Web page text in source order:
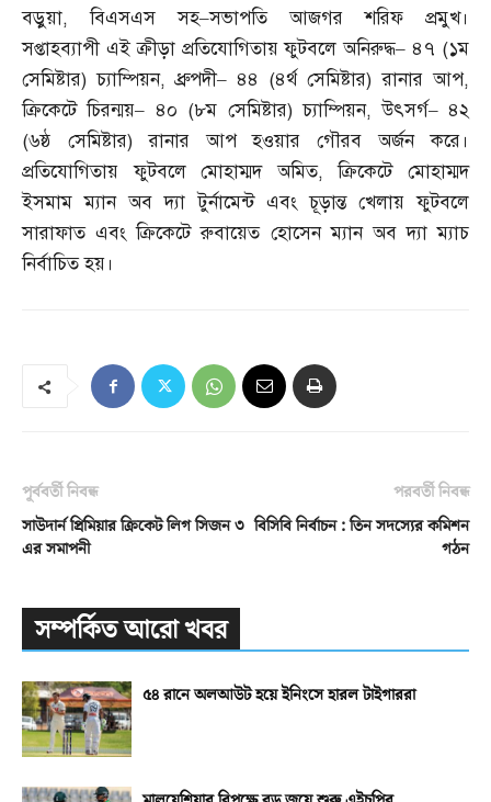
বড়ুয়া,বিএসএস সহ–সভাপতি আজগর শরিফ প্রমুখ।
সপ্তাহব্যাপী এই ক্রীড়া প্রতিযোগিতায় ফুটবলে অনিরুদ্ধ–৪৭ (১ম
সেমিষ্টার)চ্যাম্পিয়ন,ধ্রুপদী– ৪৪ (৪র্থ সেমিষ্টার)রানার আপ,
ক্রিকেটে চিরন্ময়– ৪০ (৮ম সেমিষ্টার)চ্যাম্পিয়ন,উৎসর্গ–৪২
(৬ষ্ঠ সেমিষ্টার)রানার আপ হওয়ার গৌরব অর্জন করে।
প্রতিযোগিতায় ফুটবলে মোহাম্মদ অমিত,ক্রিকেটে মোহাম্মদ
ইসমাম ম্যান অব দ্যা টুর্নামেন্ট এবং চূড়ান্ত খেলায় ফুটবলে
সারাফাত এবং ক্রিকেটে রুবায়েত হোসেন ম্যান অব দ্যা ম্যাচ
নির্বাচিত হয়।
পূর্ববর্তী নিবন্ধ
সাউদার্ন প্রিমিয়ার ক্রিকেট লিগ সিজন ৩
এর সমাপনী
পরবর্তী নিবন্ধ
বিসিবি নির্বাচন : তিন সদস্যের কমিশন
গঠন
সম্পর্কিত আরো খবর
৫৪ রানে অলআউট হয়ে ইনিংসে হারল টাইগাররা